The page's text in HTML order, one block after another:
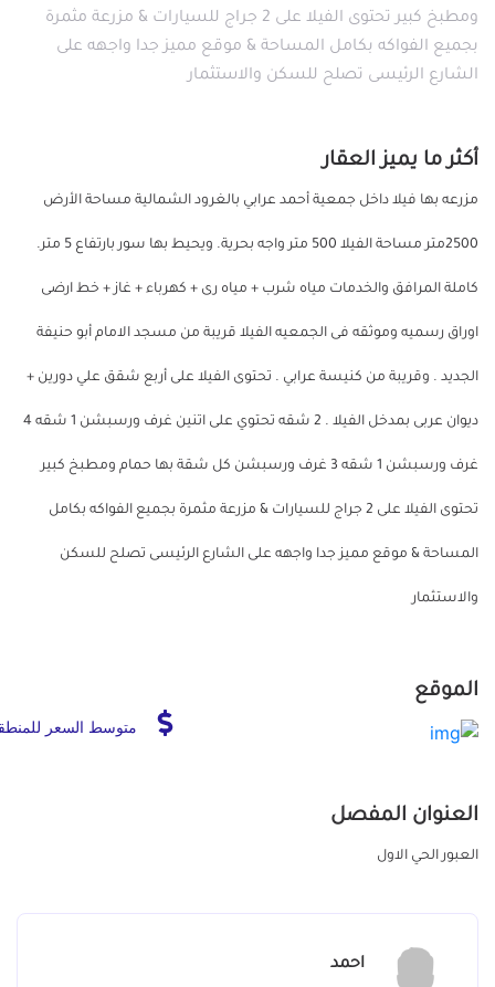
ومطبخ كبير تحتوى الفيلا على 2 جراج للسيارات & مزرعة مثمرة
بجميع الفواكه بكامل المساحة & موقع مميز جدا واجهه على
الشارع الرئيسى تصلح للسكن والاستثمار
أكثر ما يميز العقار
مزرعه بها فيلا داخل جمعية أحمد عرابي بالغرود الشمالية مساحة الأرض
2500متر مساحة الفيلا 500 متر واجه بحرية. ويحيط بها سور بارتفاع 5 متر.
كاملة المرافق والخدمات مياه شرب + مياه رى + كهرباء + غاز + خط ارضى
اوراق رسميه وموثقه فى الجمعيه الفيلا قريبة من مسجد الامام أبو حنيفة
الجديد . وقريبة من كنيسة عرابي . تحتوى الفيلا على أربع شقق علي دورين +
ديوان عربى بمدخل الفيلا . 2 شقه تحتوي على اتنين غرف ورسبشن 1 شقه 4
غرف ورسبشن 1 شقه 3 غرف ورسبشن كل شقة بها حمام ومطبخ كبير
تحتوى الفيلا على 2 جراج للسيارات & مزرعة مثمرة بجميع الفواكه بكامل
المساحة & موقع مميز جدا واجهه على الشارع الرئيسى تصلح للسكن
والاستثمار
الموقع
متوسط السعر
العنوان المفصل
العبور الحي الاول
احمد